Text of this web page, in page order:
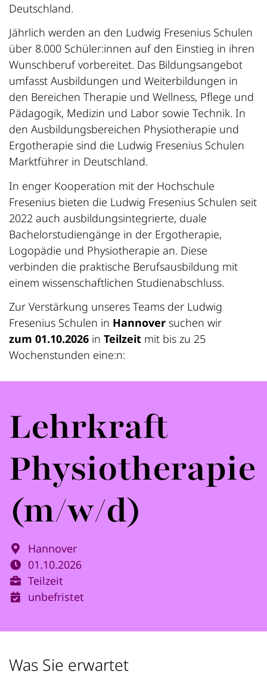
Lehrkraft
Physiotherapie
(m/w/d)
Hannover
01.10.2026
Teilzeit
unbefristet
Deutschland.
Jährlich werden an den Ludwig Fresenius Schulen
über 8.000 Schüler:innen auf den Einstieg in ihren
Wunschberuf vorbereitet. Das Bildungsangebot
umfasst Ausbildungen und Weiterbildungen in
den Bereichen Therapie und Wellness, Pflege und
Pädagogik, Medizin und Labor sowie Technik. In
den Ausbildungsbereichen Physiotherapie und
Ergotherapie sind die Ludwig Fresenius Schulen
Marktführer in Deutschland.
In enger Kooperation mit der Hochschule
Fresenius bieten die Ludwig Fresenius Schulen seit
2022 auch ausbildungsintegrierte, duale
Bachelorstudiengänge in der Ergotherapie,
Logopädie und Physiotherapie an. Diese
verbinden die praktische Berufsausbildung mit
einem wissenschaftlichen Studienabschluss.
Zur Verstärkung unseres Teams der Ludwig
Fresenius Schulen in Hannover suchen wir
zum 01.10.2026 in Teilzeit mit bis zu 25
Wochenstunden eine:n:
Was Sie erwartet